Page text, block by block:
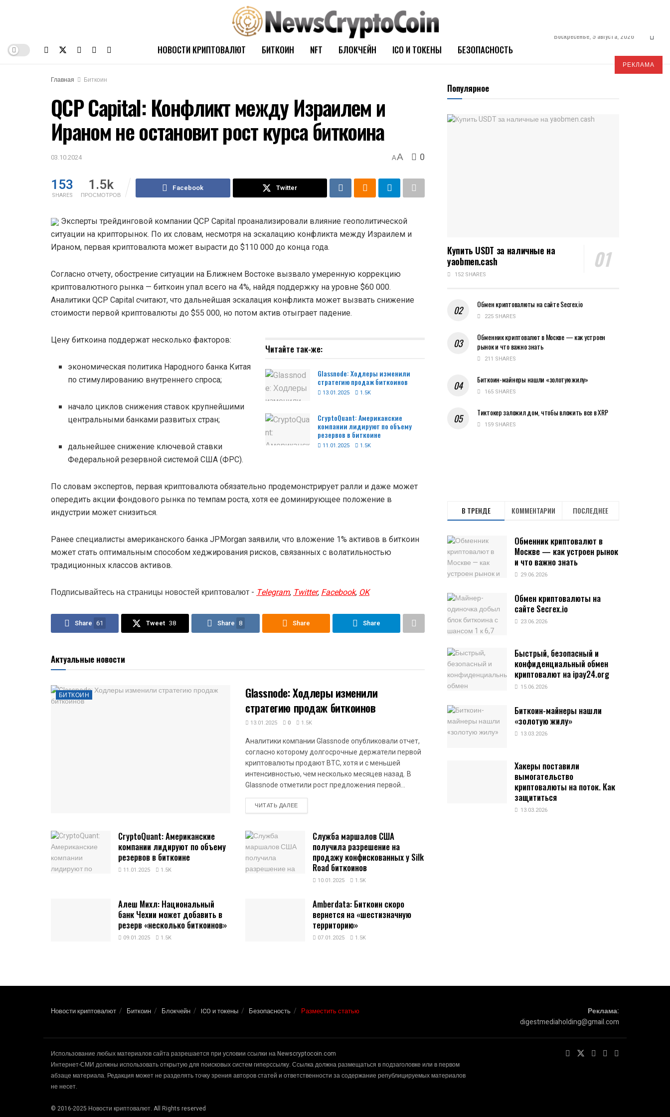
НОВОСТИ КРИПТОВАЛЮТ БИТКОИН NFT БЛОКЧЕЙН ICO И ТОКЕНЫ БЕЗОПАСНОСТЬ
Воскресенье, 9 августа, 2026
РЕКЛАМА
Главная
Биткоин
QCP Capital: Конфликт между Израилем и
Ираном не остановит рост курса биткоина
03.10.2024 AA 0
153
SHARES
1.5k
ПРОСМОТРОВ
Facebook Twitter
Эксперты трейдинговой компании QCP Capital проанализировали влияние геополитической
ситуации на крипторынок. По их словам, несмотря на эскалацию конфликта между Израилем и
Ираном, первая криптовалюта может вырасти до $110 000 до конца года.
Согласно отчету, обострение ситуации на Ближнем Востоке вызвало умеренную коррекцию
криптовалютного рынка — биткоин упал всего на 4%, найдя поддержку на уровне $60 000.
Аналитики QCP Capital считают, что дальнейшая эскалация конфликта может вызвать снижение
стоимости первой криптовалюты до $55 000, но потом актив отыграет падение.
Читайте так-же:
Glassnode: Ходлеры изменили
стратегию продаж биткоинов
13.01.2025 1.5K
CryptoQuant: Американские
компании лидируют по объему
резервов в биткоине
11.01.2025 1.5K
Цену биткоина поддержат несколько факторов:
экономическая политика Народного банка Китая
по стимулированию внутреннего спроса;
начало циклов снижения ставок крупнейшими
центральными банками развитых стран;
дальнейшее снижение ключевой ставки
Федеральной резервной системой США (ФРС).
По словам экспертов, первая криптовалюта обязательно продемонстрирует ралли и даже может
опередить акции фондового рынка по темпам роста, хотя ее доминирующее положение в
индустрии может снизиться.
Ранее специалисты американского банка JPMorgan заявили, что вложение 1% активов в биткоин
может стать оптимальным способом хеджирования рисков, связанных с волатильностью
традиционных классов активов.
Подписывайтесь на страницы новостей криптовалют - Telegram, Twitter, Facebook, OK
Share 61 Tweet 38 Share 8 Share Share
Актуальные новости
БИТКОИН
Glassnode: Ходлеры изменили
стратегию продаж биткоинов
13.01.2025 0 1.5K
Аналитики компании Glassnode опубликовали отчет,
согласно которому долгосрочные держатели первой
криптовалюты продают BTC, хотя и с меньшей
интенсивностью, чем несколько месяцев назад. В
Glassnode отметили рост предложения первой...
ЧИТАТЬ ДАЛЕЕDETAILS
CryptoQuant: Американские
компании лидируют по объему
резервов в биткоине
11.01.2025 1.5K
Служба маршалов США
получила разрешение на
продажу конфискованных у Silk
Road биткоинов
10.01.2025 1.5K
Алеш Михл: Национальный
банк Чехии может добавить в
резерв «несколько биткоинов»
09.01.2025 1.5K
Amberdata: Биткоин скоро
вернется на «шестизначную
территорию»
07.01.2025 1.5K
Популярное
Купить USDT за наличные на
yaobmen.cash
152 SHARES
Обмен криптовалюты на сайте Secrex.io
225 SHARES
Обменник криптовалют в Москве — как устроен
рынок и что важно знать
211 SHARES
Биткоин-майнеры нашли «золотую жилу»
165 SHARES
Тиктокер заложил дом, чтобы вложить все в XRP
159 SHARES
В ТРЕНДЕ КОММЕНТАРИИ ПОСЛЕДНЕЕ
Обменник криптовалют в
Москве — как устроен рынок
и что важно знать
29.06.2026
Обмен криптовалюты на
сайте Secrex.io
23.06.2026
Быстрый, безопасный и
конфиденциальный обмен
криптовалют на ipay24.org
15.06.2026
Биткоин-майнеры нашли
«золотую жилу»
13.03.2026
Хакеры поставили
вымогательство
криптовалюты на поток. Как
защититься
13.03.2026
Новости криптовалют Биткоин Блокчейн ICO и токены Безопасность Разместить статью
Реклама:
digestmediaholding@gmail.com
Использование любых материалов сайта разрешается при условии ссылки на Newscryptocoin.com
Интернет-СМИ должны использовать открытую для поисковых систем гиперссылку. Ссылка должна размещаться в подзаголовке или в первом
абзаце материала. Редакция может не разделять точку зрения авторов статей и ответственности за содержание републицируемых материалов
не несет.
© 2016-2025 Новости криптовалют. All Rights reserved